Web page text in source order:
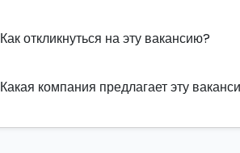
Как откликнуться на эту вакансию?
Какая компания предлагает эту